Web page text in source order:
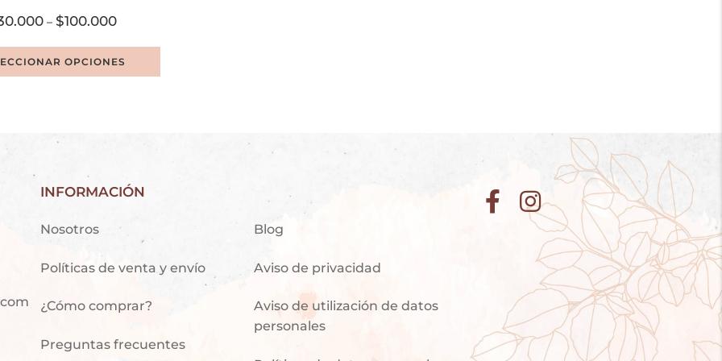
– $100.000
OPCIONES
INFORMACIÓN
Nosotros
Políticas de venta y envío
¿Cómo comprar?
Preguntas frecuentes
Blog
Aviso de privacidad
Aviso de utilización de datos
personales